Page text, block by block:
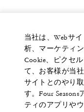
当社は、Webサ
析、マーケティ
Cookie、ピクセ
て、お客様が当
サイトとのやり
す。Four
ティのアプリや